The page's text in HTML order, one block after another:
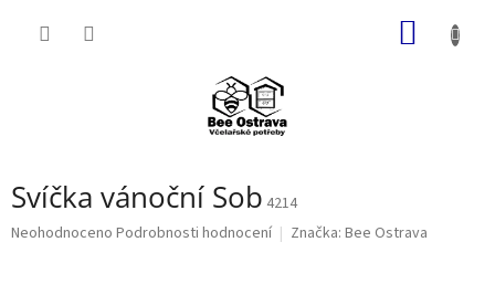
Svíčka vánoční Sob 4214
Průměrné
Neohodnoceno Podrobnosti hodnocení Značka: Bee Ostrava